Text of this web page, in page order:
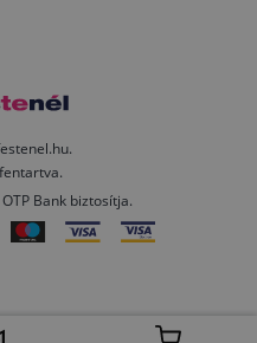
Bank biztosítja.